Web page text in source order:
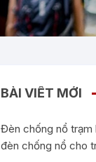
BÀI VIẾT MỚI
Đèn chống nổ trạm
đèn chống nổ cho